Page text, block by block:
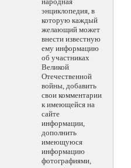
энциклопедия, в
которую каждый
желающий может
внести известную
ему информацию
об участниках
Великой
Отечественной
войны, добавить
свои комментарии
к имеющейся на
сайте
информации,
дополнить
имеющуюся
информацию
фотографиями,